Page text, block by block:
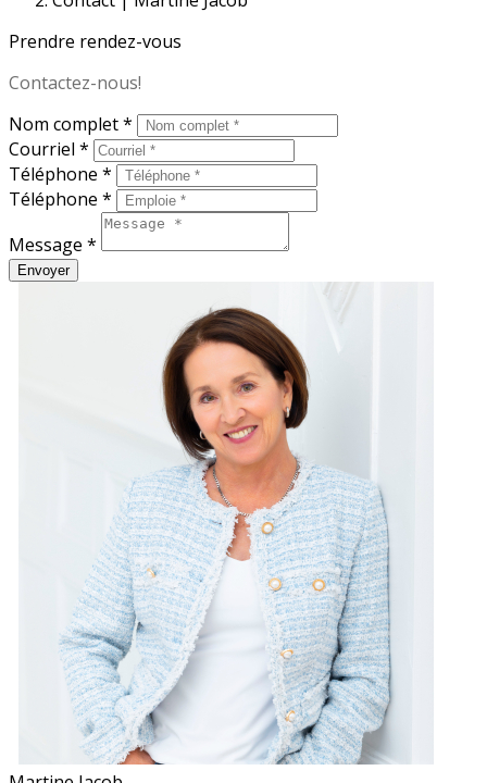
Prendre rendez-vous
Contactez-nous!
Nom complet *
Courriel *
Téléphone *
Téléphone *
Message *
Envoyer